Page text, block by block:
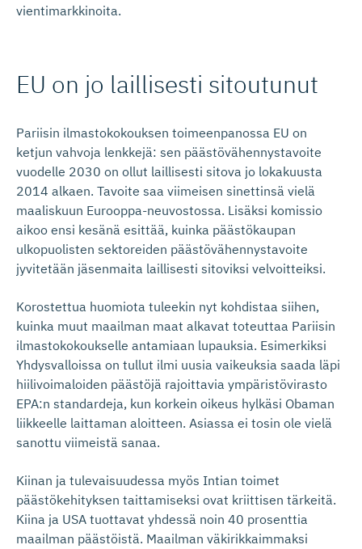
vientimarkkinoita.
EU on jo laillisesti sitoutunut
Pariisin ilmastokokouksen toimeenpanossa EU on
ketjun vahvoja lenkkejä: sen päästövähennystavoite
vuodelle 2030 on ollut laillisesti sitova jo lokakuusta
2014 alkaen. Tavoite saa viimeisen sinettinsä vielä
maaliskuun Eurooppa-neuvostossa. Lisäksi komissio
aikoo ensi kesänä esittää, kuinka päästökaupan
ulkopuolisten sektoreiden päästövähennystavoite
jyvitetään jäsenmaita laillisesti sitoviksi velvoitteiksi.
Korostettua huomiota tuleekin nyt kohdistaa siihen,
kuinka muut maailman maat alkavat toteuttaa Pariisin
ilmastokokoukselle antamiaan lupauksia. Esimerkiksi
Yhdysvalloissa on tullut ilmi uusia vaikeuksia saada läpi
hiilivoimaloiden päästöjä rajoittavia ympäristövirasto
EPA:n standardeja, kun korkein oikeus hylkäsi Obaman
liikkeelle laittaman aloitteen. Asiassa ei tosin ole vielä
sanottu viimeistä sanaa.
Kiinan ja tulevaisuudessa myös Intian toimet
päästökehityksen taittamiseksi ovat kriittisen tärkeitä.
Kiina ja USA tuottavat yhdessä noin 40 prosenttia
maailman päästöistä. Maailman väkirikkaimmaksi